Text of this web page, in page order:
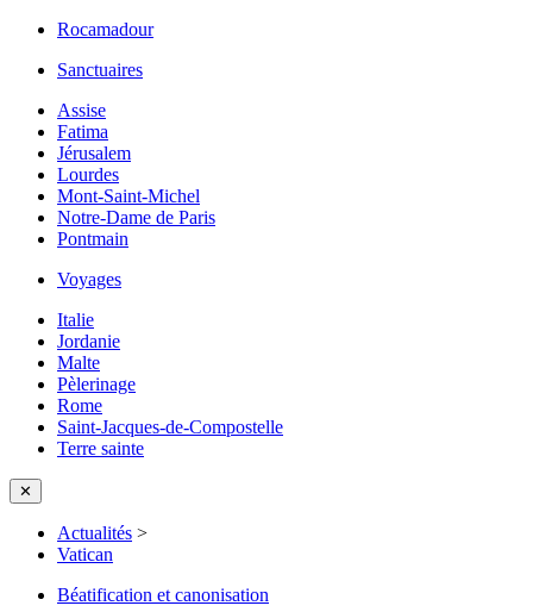
Rocamadour
Sanctuaires
Assise
Fatima
Jérusalem
Lourdes
Mont-Saint-Michel
Notre-Dame de Paris
Pontmain
Voyages
Italie
Jordanie
Malte
Pèlerinage
Rome
Saint-Jacques-de-Compostelle
Terre sainte
✕
Actualités >
Vatican
Béatification et canonisation